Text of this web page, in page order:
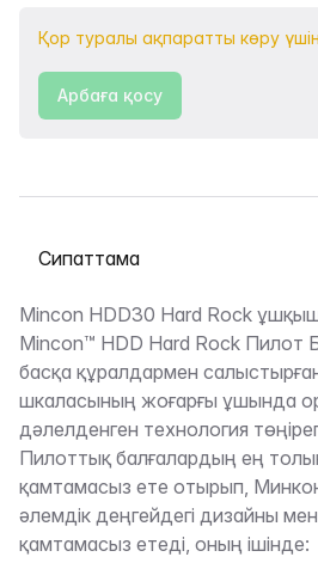
Қор туралы ақпаратты көру үшін
Арбаға қосу
Қойындыны таңдау
Сипаттама
Mincon HDD30 Hard Rock
Mincon™ HDD Hard Rock Пилот
басқа құралдармен
шкаласының жоғарғы ұшында
дәлелденген технология
Пилоттық балғалардың ең
қамтамасыз ете отырып,
әлемдік деңгейдегі дизайны
қамтамасыз етеді, оның ішінде: